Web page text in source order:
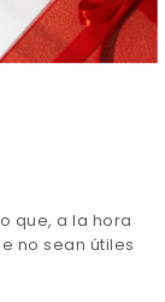
que, a la hora
no sean útiles